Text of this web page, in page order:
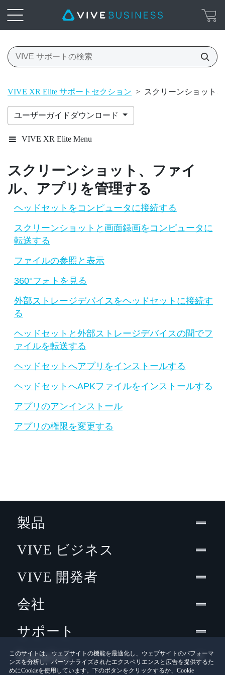
VIVE XR Elite サポートセクション > スクリーンショット
ユーザーガイドダウンロード
VIVE XR Elite Menu
スクリーンショット、ファイ
ル、アプリを管理する
ヘッドセットをコンピュータに接続する
スクリーンショットと画面録画をコンピュータに
転送する
ファイルの参照と表示
360°フォトを見る
外部ストレージデバイスをヘッドセットに接続す
る
ヘッドセットと外部ストレージデバイスの間でフ
ァイルを転送する
ヘッドセットへアプリをインストールする
ヘッドセットへAPKファイルをインストールする
アプリのアンインストール
アプリの権限を変更する
このサイトは、ウェブサイトの機能を最適化し、ウェブサイトのパフォーマ
ンスを分析し、パーソナライズされたエクスペリエンスと広告を提供するた
めにCookieを使用しています。下のボタンをクリックするか、Cookie
製品
VIVE ビジネス
VIVE 開発者
会社
サポート
Location